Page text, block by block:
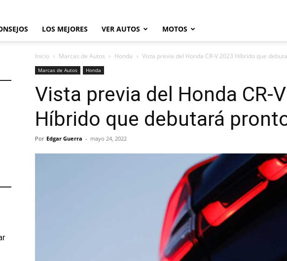
LOS MEJORES VER AUTOS MOTOS
Inicio Marcas de Autos Honda Vista previa del Honda CR-V 2023 Híbrido que
Marcas de Autos Honda
Vista previa del Honda CR-
Híbrido que debutará
Por Edgar Guerra - mayo 24, 2022